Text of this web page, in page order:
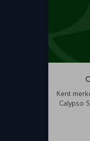
Kent
Calypso